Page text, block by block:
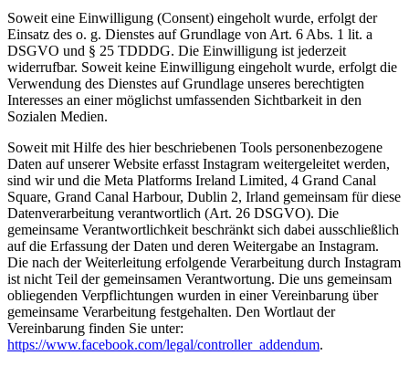
Soweit eine Einwilligung (Consent) eingeholt wurde, erfolgt der
Einsatz des o. g. Dienstes auf Grundlage von Art. 6 Abs. 1 lit. a
DSGVO und § 25 TDDDG. Die Einwilligung ist jederzeit
widerrufbar. Soweit keine Einwilligung eingeholt wurde, erfolgt die
Verwendung des Dienstes auf Grundlage unseres berechtigten
Interesses an einer möglichst umfassenden Sichtbarkeit in den
Sozialen Medien.
Soweit mit Hilfe des hier beschriebenen Tools personenbezogene
Daten auf unserer Website erfasst Instagram weitergeleitet werden,
sind wir und die Meta Platforms Ireland Limited, 4 Grand Canal
Square, Grand Canal Harbour, Dublin 2, Irland gemeinsam für diese
Datenverarbeitung verantwortlich (Art. 26 DSGVO). Die
gemeinsame Verantwortlichkeit beschränkt sich dabei ausschließlich
auf die Erfassung der Daten und deren Weitergabe an Instagram.
Die nach der Weiterleitung erfolgende Verarbeitung durch Instagram
ist nicht Teil der gemeinsamen Verantwortung. Die uns gemeinsam
obliegenden Verpflichtungen wurden in einer Vereinbarung über
gemeinsame Verarbeitung festgehalten. Den Wortlaut der
Vereinbarung finden Sie unter:
https://www.facebook.com/legal/controller_addendum.